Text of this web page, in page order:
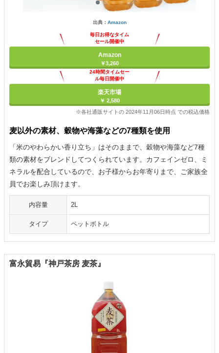
出典： Amazon
毎日お得なタイム
セール開催中
Amazon
￥3,260
24時間タイムセー
ル毎日開催中
楽天市場
￥ 2,580
※各社通販サイトの 2024年11月06日時点 での税込価格
麦以外の素材、穀物や海藻などの7種類を使用
「米のやわらかい香り立ち」はそのままで、穀物や海藻など7種
類の素材をブレンドしてつくられています。カフェインゼロ、ミ
ネラルを配合しているので、お子様からお年寄りまで、ご家族全
員でお楽しみ頂けます。
内容量 2L
タイプ ペットボトル
富永貿易『神戸茶房 麦茶』